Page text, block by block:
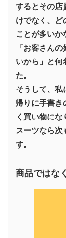
するとその店
けでなく、ど
ことが多いか
「お客さん
いから」と何
た。
そうして、私
帰りに手書き
く買い物にな
スーツなら次
す。
商品ではな